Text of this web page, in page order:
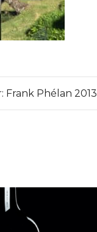
Frank Phélan 2013